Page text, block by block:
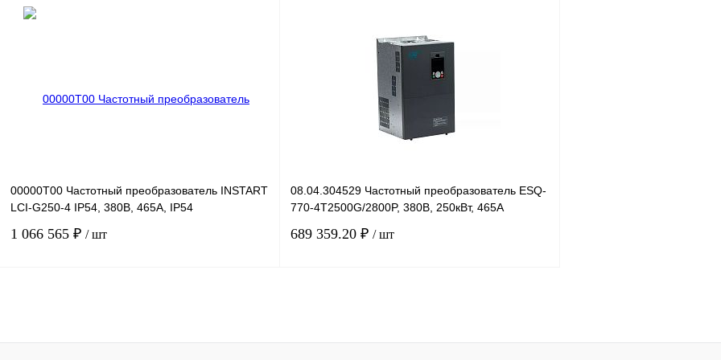
Сравнение
00000T00 Частотный преобразователь INSTART
LCI-G250-4 IP54, 380В, 465А, IP54
1 066 565 ₽ / шт
Купить в 1 клик Сравнение
08.04.304529 Частотный преобразователь ESQ-
770-4T2500G/2800P, 380В, 250кВт, 465А
689 359.20 ₽ / шт
Купить в 1 клик Сравнение